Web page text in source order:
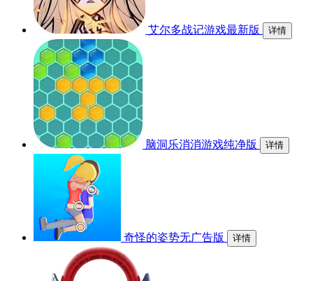
艾尔多战记游戏最新版 详情
脑洞乐消消游戏纯净版 详情
奇怪的姿势无广告版 详情